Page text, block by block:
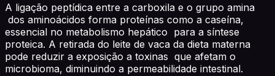
A ligação peptídica entre a carboxila e o grupo amina
dos aminoácidos forma proteínas como a caseína,
essencial no metabolismo hepático para a síntese
proteica. A retirada do leite de vaca da dieta materna
pode reduzir a exposição a toxinas que afetam o
microbioma, diminuindo a permeabilidade intestinal.